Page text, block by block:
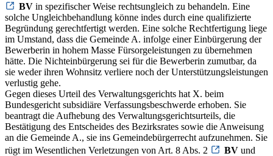
BV in spezifischer Weise rechtsungleich zu behandeln. Eine
solche Ungleichbehandlung könne indes durch eine qualifizierte
Begründung gerechtfertigt werden. Eine solche Rechtfertigung liege
im Umstand, dass die Gemeinde A. infolge einer Einbürgerung der
Bewerberin in hohem Masse Fürsorgeleistungen zu übernehmen
hätte. Die Nichteinbürgerung sei für die Bewerberin zumutbar, da
sie weder ihren Wohnsitz verliere noch der Unterstützungsleistungen
verlustig gehe.
Gegen dieses Urteil des Verwaltungsgerichts hat X. beim
Bundesgericht subsidiäre Verfassungsbeschwerde erhoben. Sie
beantragt die Aufhebung des Verwaltungsgerichtsurteils, die
Bestätigung des Entscheides des Bezirksrates sowie die Anweisung
an die Gemeinde A., sie ins Gemeindebürgerrecht aufzunehmen. Sie
rügt im Wesentlichen Verletzungen von Art. 8 Abs. 2
BV und